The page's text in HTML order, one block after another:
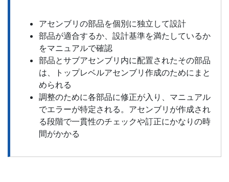
アセンブリの部品を個別に独立して設計
部品が適合するか、設計基準を満たしているか
をマニュアルで確認
部品とサブアセンブリ内に配置されたその部品
は、トップレベルアセンブリ作成のためにまと
められる
調整のために各部品に修正が入り、マニュアル
でエラーが特定される。アセンブリが作成され
る段階で一貫性のチェックや訂正にかなりの時
間がかかる